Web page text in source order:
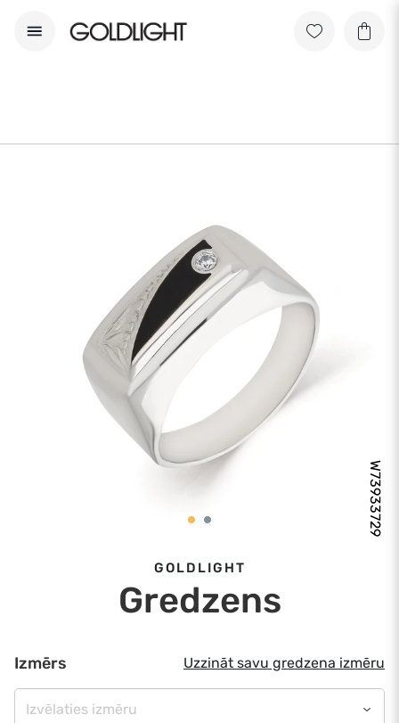
W73933729
GOLDLIGHT
Gredzens
Izmērs Uzzināt savu gredzena izmēru
Izvēlaties izmēru